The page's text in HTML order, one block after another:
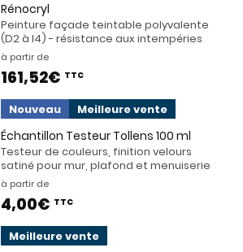
Rénocryl
Peinture façade teintable polyvalente
(D2 à I4) - résistance aux intempéries
à partir de
161,52€ TTC
Nouveau Meilleure vente
Échantillon Testeur Tollens 100 ml
Testeur de couleurs, finition velours
satiné pour mur, plafond et menuiserie
à partir de
4,00€ TTC
Meilleure vente